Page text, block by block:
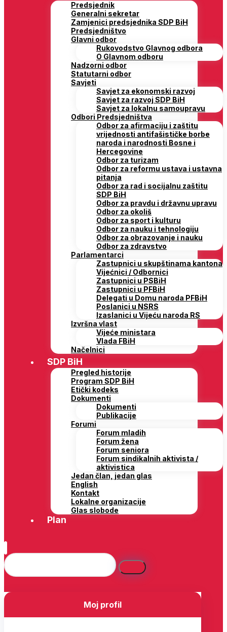
Predsjednik
Generalni sekretar
Zamjenici predsjednika SDP BiH
Predsjedništvo
Glavni odbor
Rukovodstvo Glavnog odbora
O Glavnom odboru
Nadzorni odbor
Statutarni odbor
Savjeti
Savjet za ekonomski razvoj
Savjet za razvoj SDP BiH
Savjet za lokalnu samoupravu
Odbori Predsjedništva
Odbor za afirmaciju i zaštitu
vrijednosti antifašističke borbe
naroda i narodnosti Bosne i
Hercegovine
Odbor za turizam
Odbor za reformu ustava i ustavna
pitanja
Odbor za rad i socijalnu zaštitu
SDP BiH
Odbor za pravdu i državnu upravu
Odbor za okoliš
Odbor za sport i kulturu
Odbor za nauku i tehnologiju
Odbor za obrazovanje i nauku
Odbor za zdravstvo
Parlamentarci
Zastupnici u skupštinama kantona
Vijećnici / Odbornici
Zastupnici u PSBiH
Zastupnici u PFBiH
Delegati u Domu naroda PFBiH
Poslanici u NSRS
Izaslanici u Vijeću naroda RS
Izvršna vlast
Vijeće ministara
Vlada FBiH
Načelnici
SDP BiH
Pregled historije
Program SDP BiH
Etički kodeks
Dokumenti
Dokumenti
Publikacije
Forumi
Forum mladih
Forum žena
Forum seniora
Forum sindikalnih aktivista /
aktivistica
Jedan član, jedan glas
English
Kontakt
Lokalne organizacije
Glas slobode
Plan
Moj profil